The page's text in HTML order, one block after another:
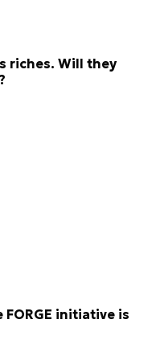
riches. Will they
FORGE initiative is